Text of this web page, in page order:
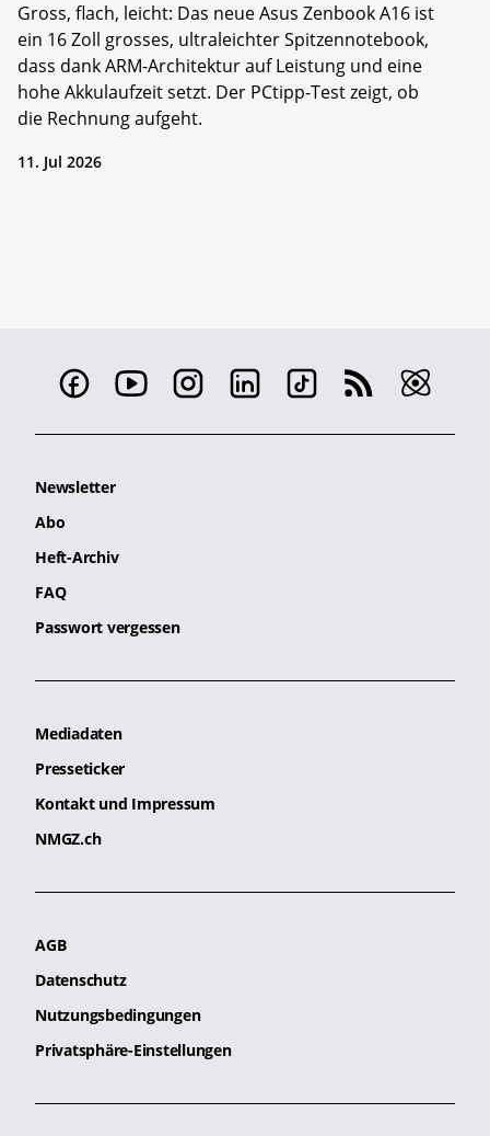
Gross, flach, leicht: Das neue Asus Zenbook A16 ist
ein 16 Zoll grosses, ultraleichter Spitzennotebook,
dass dank ARM-Architektur auf Leistung und eine
hohe Akkulaufzeit setzt. Der PCtipp-Test zeigt, ob
die Rechnung aufgeht.
11. Jul 2026
Newsletter
Abo
Heft-Archiv
FAQ
Passwort vergessen
Mediadaten
Presseticker
Kontakt und Impressum
NMGZ.ch
AGB
Datenschutz
Nutzungsbedingungen
Privatsphäre-Einstellungen